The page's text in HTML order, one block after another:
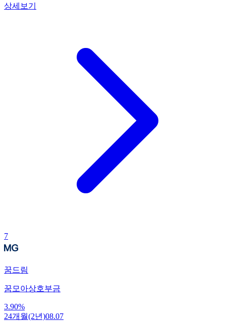
상세보기
7
꿈드림
꿈모아상호부금
3.90%
24개월(2년)08.07